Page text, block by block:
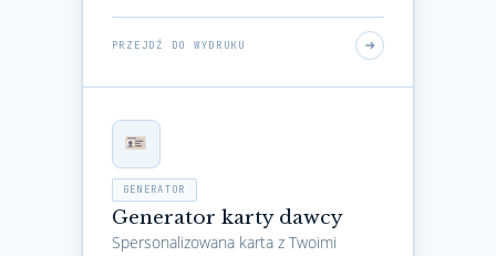
PRZEJDŹ DO WYDRUKU
GENERATOR
Generator karty dawcy
Spersonalizowana karta z Twoimi